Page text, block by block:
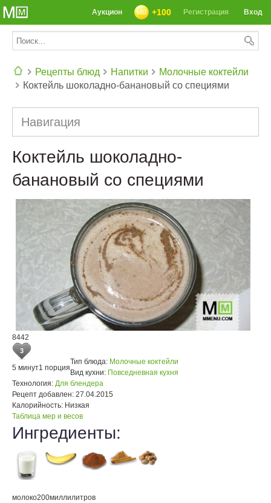
Вход
Регистрация
+100
Аукцион
Рецепты блюд Напитки
Молочные коктейли
Коктейль шоколадно-банановый со специями
Навигация
Коктейль шоколадно-
банановый со специями
8442
3
5 минут1 порция
Тип блюда: Молочные коктейли
Вид кухни: Повседневная кухня
Технология: Для блендера
Рецепт добавлен: 27.04.2015
Калорийность: Низкая
Таблица мер и весов
Ингредиенты:
молоко200миллилитров